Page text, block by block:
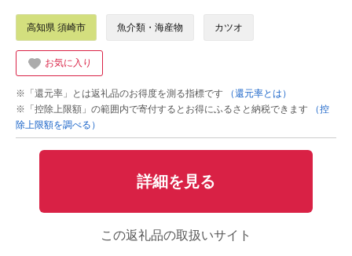
高知県 須崎市 魚介類・海産物 カツオ
お気に入り
※「還元率」とは返礼品のお得度を測る指標です
（還元率とは）
※「控除上限額」の範囲内で寄付するとお得にふるさと納税できます
（控
除上限額を調べる）
詳細を見る
この返礼品の取扱いサイト